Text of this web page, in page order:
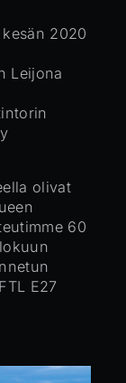
2020
Leijona
olivat
60
E27